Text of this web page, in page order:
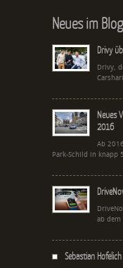
Neues im Blog
Drivy
Drivy,
Neues
2016
Ab
Park-Schild in knapp
ab
Sebastian